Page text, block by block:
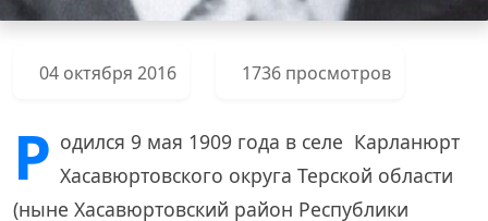
04 октября 2016 1736 просмотров
Р одился 9 мая 1909 года в селе Карланюрт
Хасавюртовского округа Терской области
(ныне Хасавюртовский район Республики